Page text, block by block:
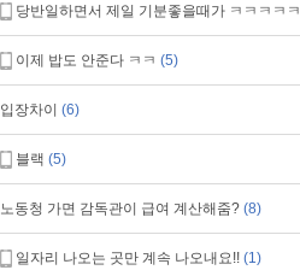
당반일하면서 제일 기분좋을때가 ㅋㅋㅋㅋㅋ
이제 밥도 안준다 ㅋㅋ (5)
입장차이 (6)
블랙 (5)
노동청 가면 감독관이 급여 계산해줌? (8)
일자리 나오는 곳만 계속 나오내요!! (1)